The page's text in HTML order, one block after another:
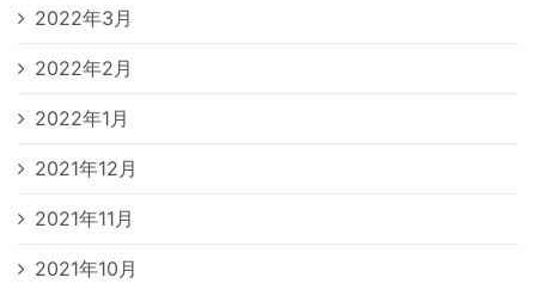
2022年3月
2022年2月
2022年1月
2021年12月
2021年11月
2021年10月